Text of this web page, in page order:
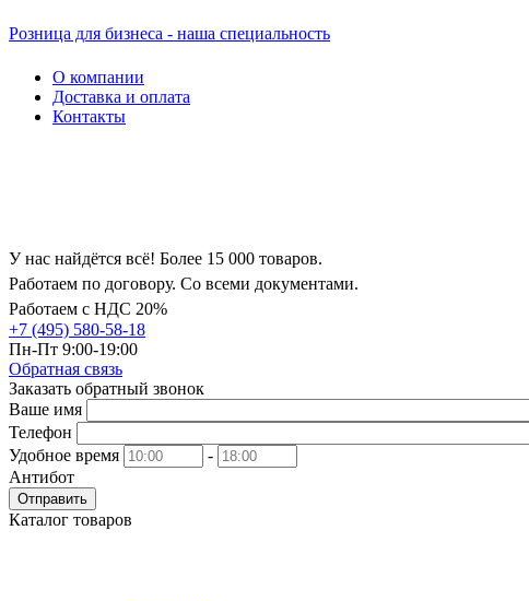
Розница для бизнеса - наша специальность
О компании
Доставка и оплата
Контакты
У нас найдётся всё! Более 15 000 товаров.
Работаем по договору. Со всеми документами.
Работаем с НДС 20%
+7 (495) 580-58-18
Пн-Пт 9:00-19:00
Обратная связь
Заказать обратный звонок
Ваше имя
Телефон
Удобное время
-
Антибот
Отправить
Каталог товаров